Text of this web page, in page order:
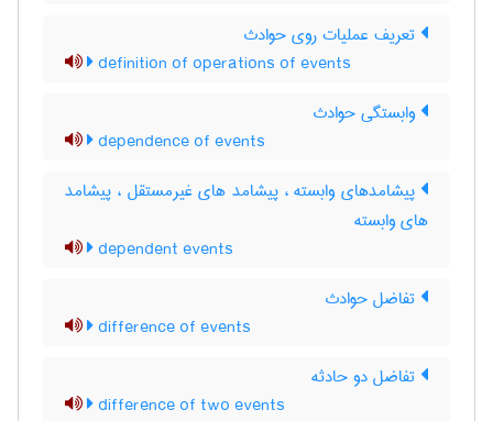
تعریف عملیات روی حوادث
definition of operations of events
وابستگی حوادث
dependence of events
پیشامدهای وابسته ، پیشامد های غیرمستقل ، پیشامد
های وابسته
dependent events
تفاضل حوادث
difference of events
تفاضل دو حادثه
difference of two events